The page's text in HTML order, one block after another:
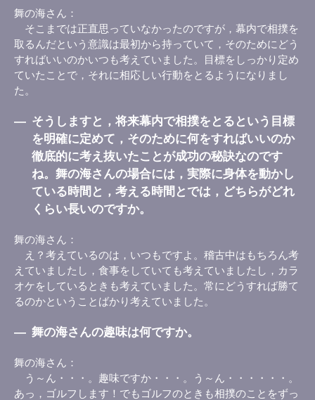
舞の海さん
そこまでは正直思っていなかったのですが，幕内で相撲を
取るんだという意識は最初から持っていて，そのためにどう
すればいいのかいつも考えていました。目標をしっかり定め
ていたことで，それに相応しい行動をとるようになりまし
た。
― そうしますと，将来幕内で相撲をとるという目標
を明確に定めて，そのために何をすればいいのか
徹底的に考え抜いたことが成功の秘訣なのです
ね。舞の海さんの場合には，実際に身体を動かし
ている時間と，考える時間とでは，どちらがどれ
くらい長いのですか。
舞の海さん
え？考えているのは，いつもですよ。稽古中はもちろん考
えていましたし，食事をしていても考えていましたし，カラ
オケをしているときも考えていました。常にどうすれば勝て
るのかということばかり考えていました。
― 舞の海さんの趣味は何ですか。
舞の海さん
う～ん・・・。趣味ですか・・・。う～ん・・・・・・。
あっ，ゴルフします！でもゴルフのときも相撲のことをずっ